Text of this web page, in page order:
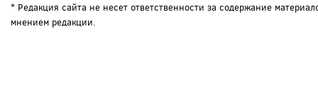
* Редакция сайта не несет ответственности за содержание
мнением редакции.